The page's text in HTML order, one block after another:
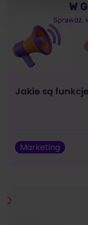
Jakie są
Marketing